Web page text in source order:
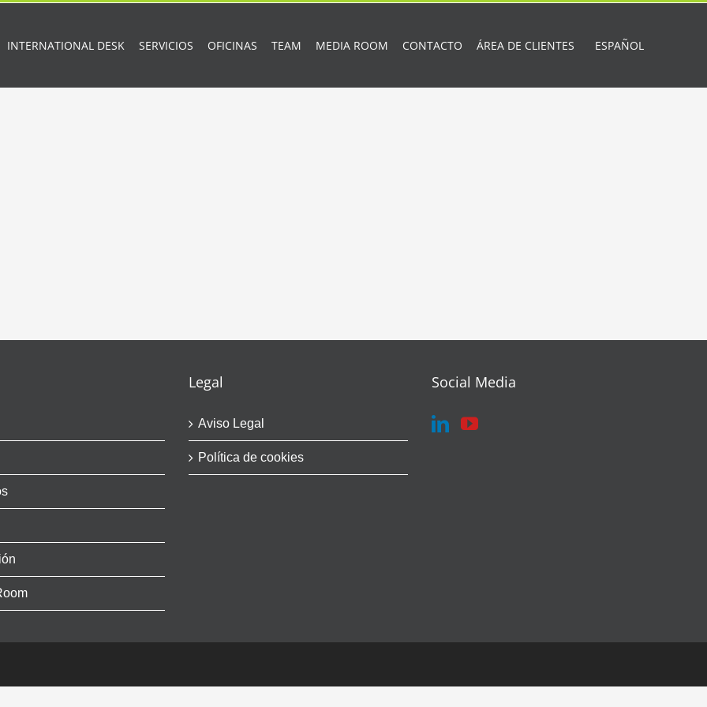
INTERNATIONAL DESK SERVICIOS OFICINAS TEAM MEDIA ROOM CONTACTO ÁREA DE CLIENTES ESPAÑOL
Legal
Aviso Legal
Política de cookies
Social Media